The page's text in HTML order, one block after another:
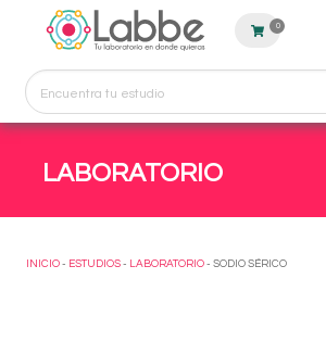
0
LABORATORIO
INICIO - ESTUDIOS - LABORATORIO - SODIO SÉRICO